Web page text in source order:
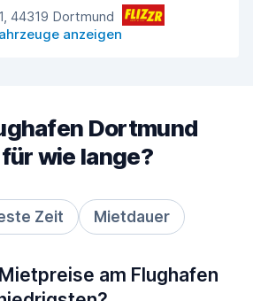
44319 Dortmund
anzeigen
Dortmund
wie lange?
Zeit Mietdauer
am Flughafen